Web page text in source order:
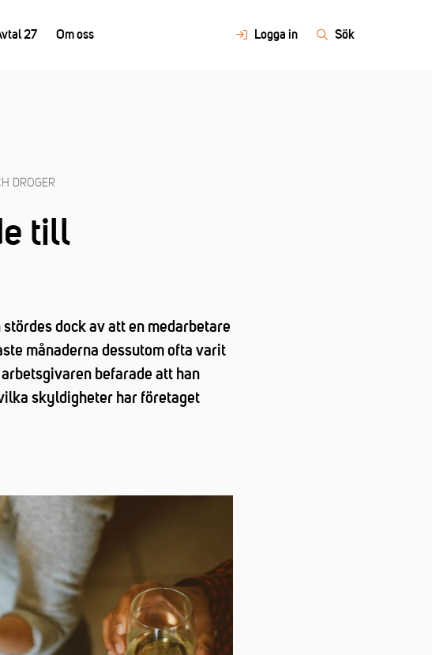
27 Om oss Logga in Sök
DROGER
till
dock av att en medarbetare
månaderna dessutom ofta varit
befarade att han
skyldigheter har företaget